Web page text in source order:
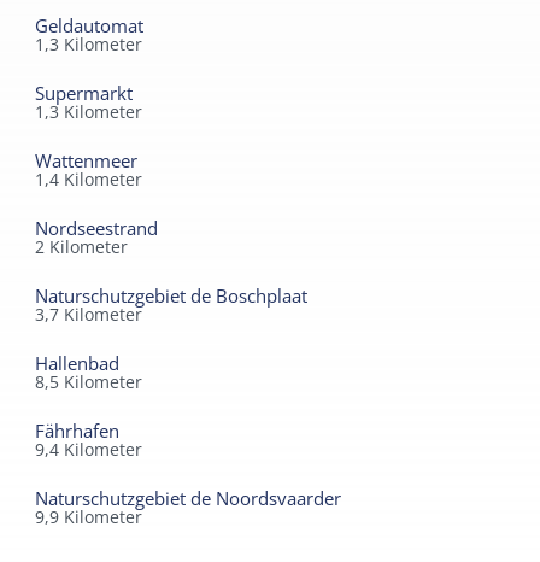
Geldautomat
1,3 Kilometer
Supermarkt
1,3 Kilometer
Wattenmeer
1,4 Kilometer
Nordseestrand
2 Kilometer
Naturschutzgebiet de Boschplaat
3,7 Kilometer
Hallenbad
8,5 Kilometer
Fährhafen
9,4 Kilometer
Naturschutzgebiet de Noordsvaarder
9,9 Kilometer